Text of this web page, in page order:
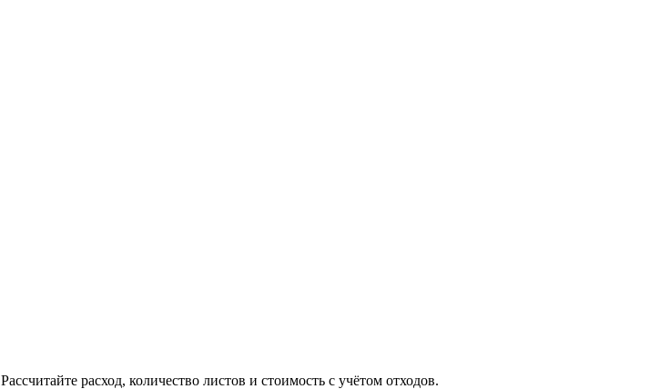
расход, количество листов и стоимость с учётом отходов.